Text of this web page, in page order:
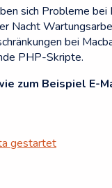
sich Probleme
Nacht
bei
PHP-Skripte.
zum Beispiel E-
gestartet